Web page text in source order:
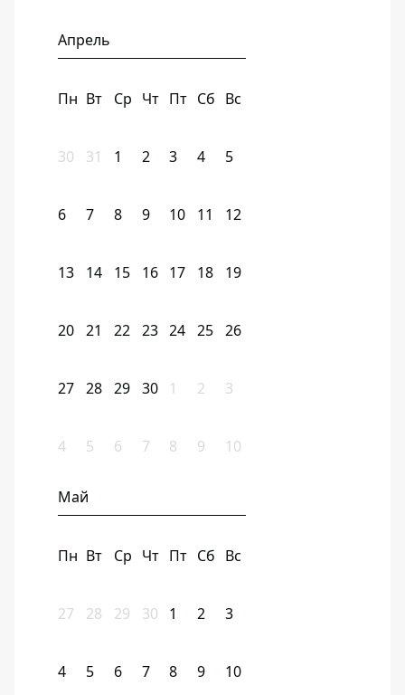
Апрель
Пн Вт Ср Чт Пт Сб Вс
30 31 1 2 3 4 5
6 7 8 9 10 11 12
13 14 15 16 17 18 19
20 21 22 23 24 25 26
27 28 29 30 1 2 3
4 5 6 7 8 9 10
Май
Пн Вт Ср Чт Пт Сб Вс
27 28 29 30 1 2 3
4 5 6 7 8 9 10